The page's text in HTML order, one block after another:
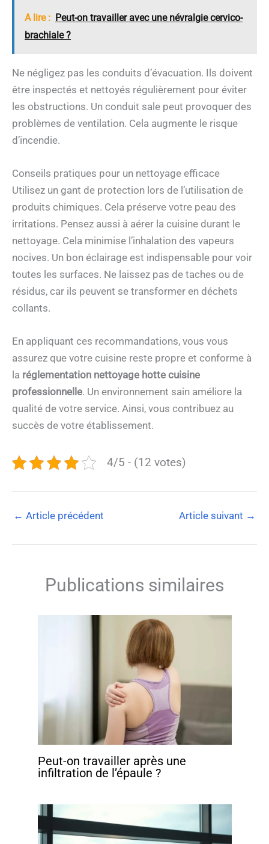
A lire : Peut-on travailler avec une névralgie cervico-
brachiale ?
Ne négligez pas les conduits d’évacuation. Ils doivent
être inspectés et nettoyés régulièrement pour éviter
les obstructions. Un conduit sale peut provoquer des
problèmes de ventilation. Cela augmente le risque
d’incendie.
Conseils pratiques pour un nettoyage efficace
Utilisez un gant de protection lors de l’utilisation de
produits chimiques. Cela préserve votre peau des
irritations. Pensez aussi à aérer la cuisine durant le
nettoyage. Cela minimise l’inhalation des vapeurs
nocives. Un bon éclairage est indispensable pour voir
toutes les surfaces. Ne laissez pas de taches ou de
résidus, car ils peuvent se transformer en déchets
collants.
En appliquant ces recommandations, vous vous
assurez que votre cuisine reste propre et conforme à
la réglementation nettoyage hotte cuisine
professionnelle. Un environnement sain améliore la
qualité de votre service. Ainsi, vous contribuez au
succès de votre établissement.
4/5 - (12 votes)
← Article précédent Article suivant →
Publications similaires
Peut-on travailler après une
infiltration de l’épaule ?